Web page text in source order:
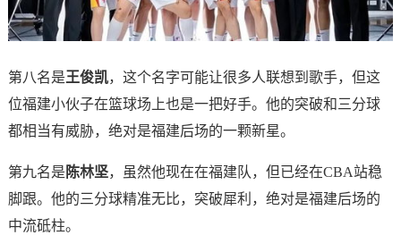
第八名是王俊凯，这个名字可能让很多人联想到歌手，但这
位福建小伙子在篮球场上也是一把好手。他的突破和三分球
都相当有威胁，绝对是福建后场的一颗新星。
第九名是 陈林坚，虽然他现在在福建队，但已经在CBA站稳
脚跟。他的三分球精准无比，突破犀利，绝对是福建后场的
中流砥柱。